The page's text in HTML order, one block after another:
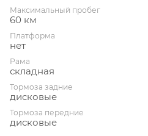
Максимальный пробег
60 км
Платформа
нет
Рама
складная
Тормоза задние
дисковые
Тормоза передние
дисковые